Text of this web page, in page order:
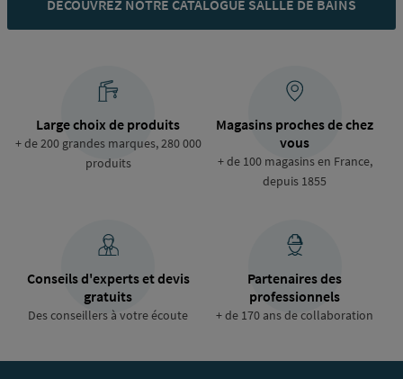
DÉCOUVREZ NOTRE CATALOGUE SALLLE DE BAINS
Large choix de produits
+ de 200 grandes marques, 280 000
produits
Magasins proches de chez
vous
+ de 100 magasins en France,
depuis 1855
Conseils d'experts et devis
gratuits
Des conseillers à votre écoute
Partenaires des
professionnels
+ de 170 ans de collaboration